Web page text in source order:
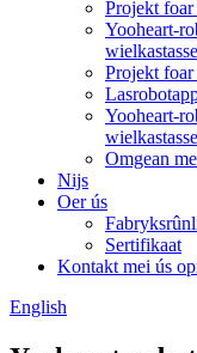
Projekt
Yooheart-
Projekt
Yooheart-
Omgean
Nijs
Oer ús
Sertifikaat
Kontakt mei ús
English